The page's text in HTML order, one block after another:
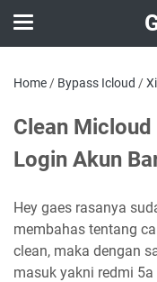
Home / Bypass Icloud /
Clean
Login Akun
Hey gaes rasanya
membahas tentang
clean, maka dengan
masuk yakni redmi